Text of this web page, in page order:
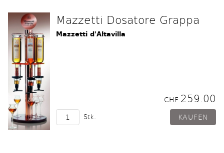
Mazzetti Dosatore Grappa
Mazzetti d'Altavilla
CHF 259.00
Stk.